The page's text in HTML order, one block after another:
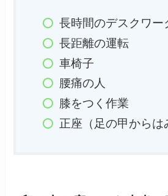
長時間のデスクワー
長距離の運転
車椅子
腰痛の人
膝をつく作業
正座（足の甲からは